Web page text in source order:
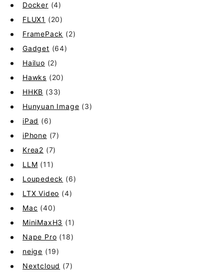
Docker (4)
FLUX1 (20)
FramePack (2)
Gadget (64)
Hailuo (2)
Hawks (20)
HHKB (33)
Hunyuan Image (3)
iPad (6)
iPhone (7)
Krea2 (7)
LLM (11)
Loupedeck (6)
LTX Video (4)
Mac (40)
MiniMaxH3 (1)
Nape Pro (18)
neige (19)
Nextcloud (7)